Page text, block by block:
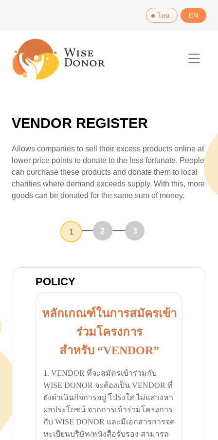
ไทย EN
VENDOR REGISTER
Allows companies to sell their excess products online at
lower price points to donate to the less fortunate. People
can purchase these products and donate them to local
charities where demand exceeds supply. With this, more
goods can be donated for the same sum of money.
1 2 3
POLICY
หลักเกณฑ์ในการสมัครเข้า
ร่วมโครงการ
สำหรับ “VENDOR”
1. VENDOR ที่จะสมัครเข้าร่วมกับ
WISE DONOR จะต้องเป็น VENDOR ที่
ยังดำเนินกิจการอยู่ โปร่งใส ไม่แสวงหา
ผลประโยชน์ จากการเข้าร่วมโครงการ
กับ WISE DONOR และมีเอกสารการจด
ทะเบียนบริษัท/หนังสือรับรอง สามารถ